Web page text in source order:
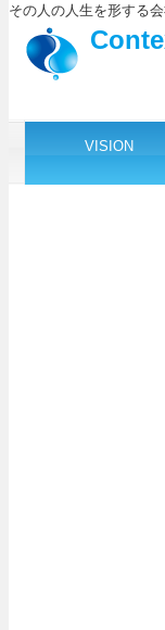
その人の人生を形する
VISION